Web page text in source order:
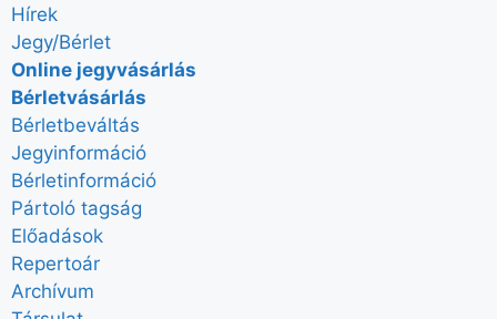
Hírek
Jegy/Bérlet
Online jegyvásárlás
Bérletvásárlás
Bérletbeváltás
Jegyinformáció
Bérletinformáció
Pártoló tagság
Előadások
Repertoár
Archívum